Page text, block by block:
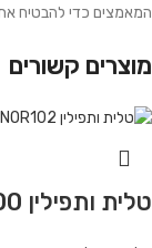
המאמצים כדי להבטיח
מוצרים קשורים
טלית ותפילין BGOW100